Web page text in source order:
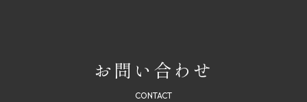
お問い合わせ